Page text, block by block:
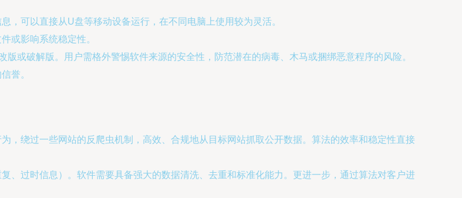
，可以直接从U盘等移动设备运行，在不同电脑上使用较为灵活。
或影响系统稳定性。
版或破解版。用户需格外警惕软件来源的安全性，防范潜在的病毒、木马或捆绑恶意程序的风险。
誉。
，绕过一些网站的反爬虫机制，高效、合规地从目标网站抓取公开数据。算法的效率和稳定性直接
、过时信息）。软件需要具备强大的数据清洗、去重和标准化能力。更进一步，通过算法对客户进